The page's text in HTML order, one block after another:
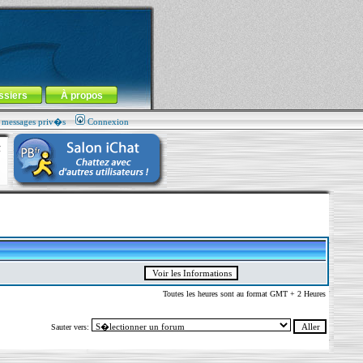
À propos
priv�s Connexion
Toutes les heures sont au format GMT + 2 Heures
Sauter vers: